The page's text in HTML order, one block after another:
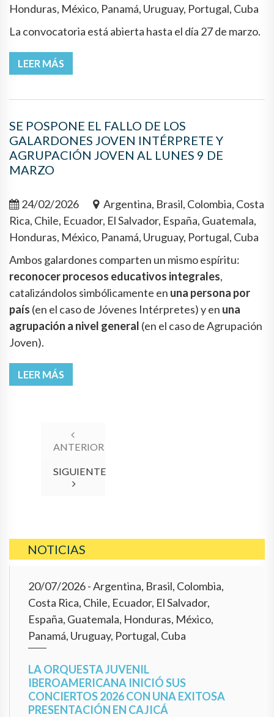
Honduras, México, Panamá, Uruguay, Portugal, Cuba
La convocatoria está abierta hasta el día 27 de marzo.
LEER MÁS
SE POSPONE EL FALLO DE LOS
GALARDONES JOVEN INTÉRPRETE Y
AGRUPACIÓN JOVEN AL LUNES 9 DE
MARZO
24/02/2026
Argentina, Brasil, Colombia, Costa
Rica, Chile, Ecuador, El Salvador, España, Guatemala,
Honduras, México, Panamá, Uruguay, Portugal, Cuba
Ambos galardones comparten un mismo espíritu:
reconocer procesos educativos integrales,
catalizándolos simbólicamente en una persona por
país (en el caso de Jóvenes Intérpretes) y en una
agrupación a nivel general (en el caso de Agrupación
Joven).
LEER MÁS
ANTERIOR
SIGUIENTE
NOTICIAS
20/07/2026- Argentina, Brasil, Colombia,
Costa Rica, Chile, Ecuador, El Salvador,
España, Guatemala, Honduras, México,
Panamá, Uruguay, Portugal, Cuba
LA ORQUESTA JUVENIL
IBEROAMERICANA INICIÓ SUS
CONCIERTOS 2026 CON UNA EXITOSA
PRESENTACIÓN EN CAJICÁ